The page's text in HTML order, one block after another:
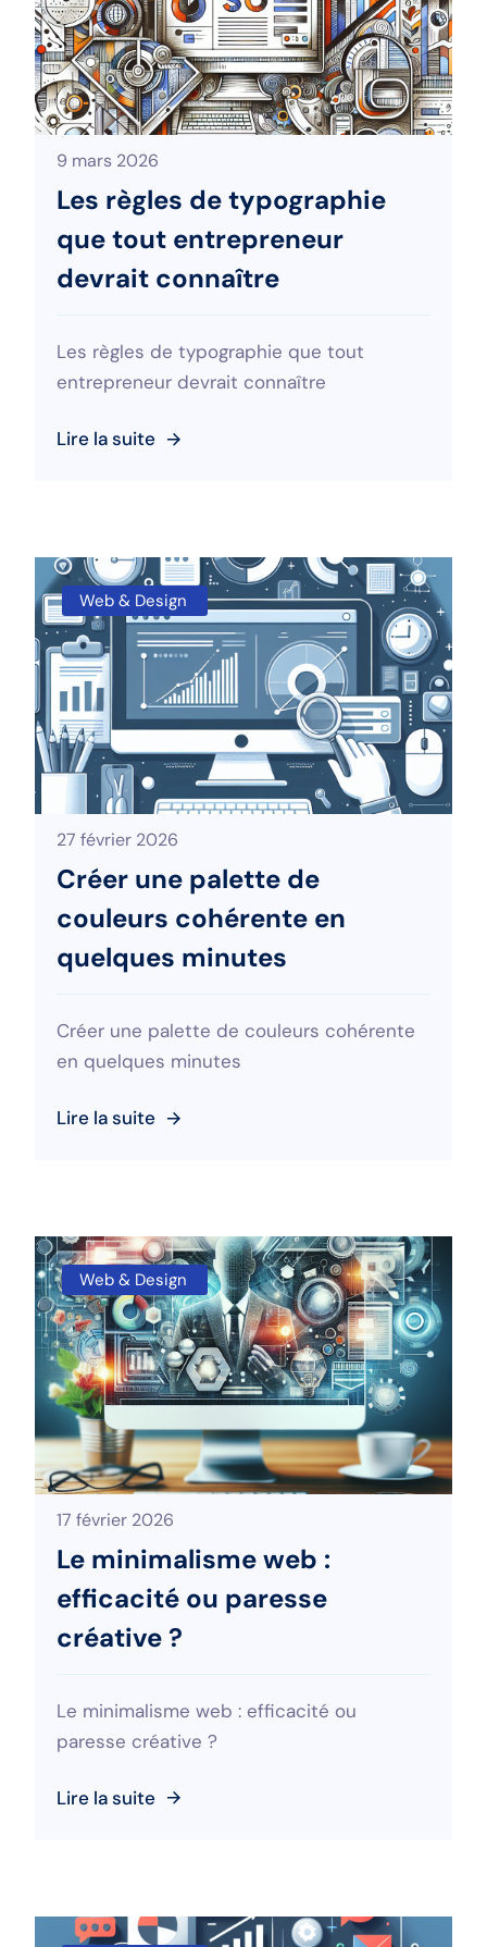
9 mars 2026
Les règles de typographie
que tout entrepreneur
devrait connaître
Les règles de typographie que tout
entrepreneur devrait connaître
Lire la suite
Web & Design
27 février 2026
Créer une palette de
couleurs cohérente en
quelques minutes
Créer une palette de couleurs cohérente
en quelques minutes
Lire la suite
Web & Design
17 février 2026
Le minimalisme web :
efficacité ou paresse
créative ?
Le minimalisme web : efficacité ou
paresse créative ?
Lire la suite